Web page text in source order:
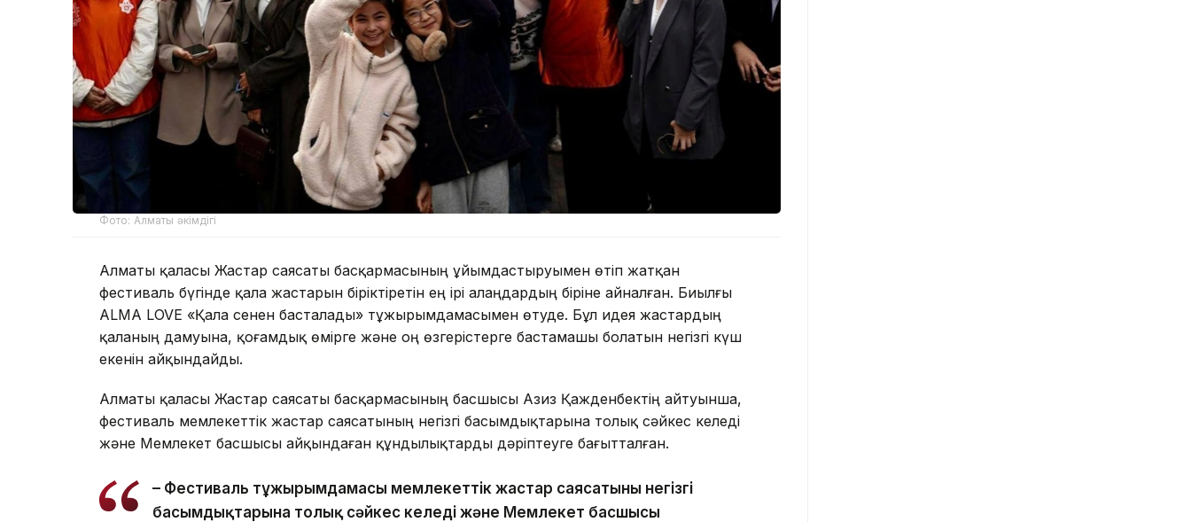
Фото: Алматы әкімдігі
Алматы қаласы Жастар саясаты басқармасының ұйымдастыруымен өтіп жатқан
фестиваль бүгінде қала жастарын біріктіретін ең ірі алаңдардың біріне айналған. Биылғы
ALMA LOVE «Қала сенен басталады» тұжырымдамасымен өтуде. Бұл идея жастардың
қаланың дамуына, қоғамдық өмірге және оң өзгерістерге бастамашы болатын негізгі күш
екенін айқындайды.
Алматы қаласы Жастар саясаты басқармасының басшысы Азиз Қажденбектің айтуынша,
фестиваль мемлекеттік жастар саясатының негізгі басымдықтарына толық сәйкес келеді
және Мемлекет басшысы айқындаған құндылықтарды дәріптеуге бағытталған.
– Фестиваль тұжырымдамасы мемлекеттік жастар саясатының негізгі
басымдықтарына толық сәйкес келеді және Мемлекет басшысы